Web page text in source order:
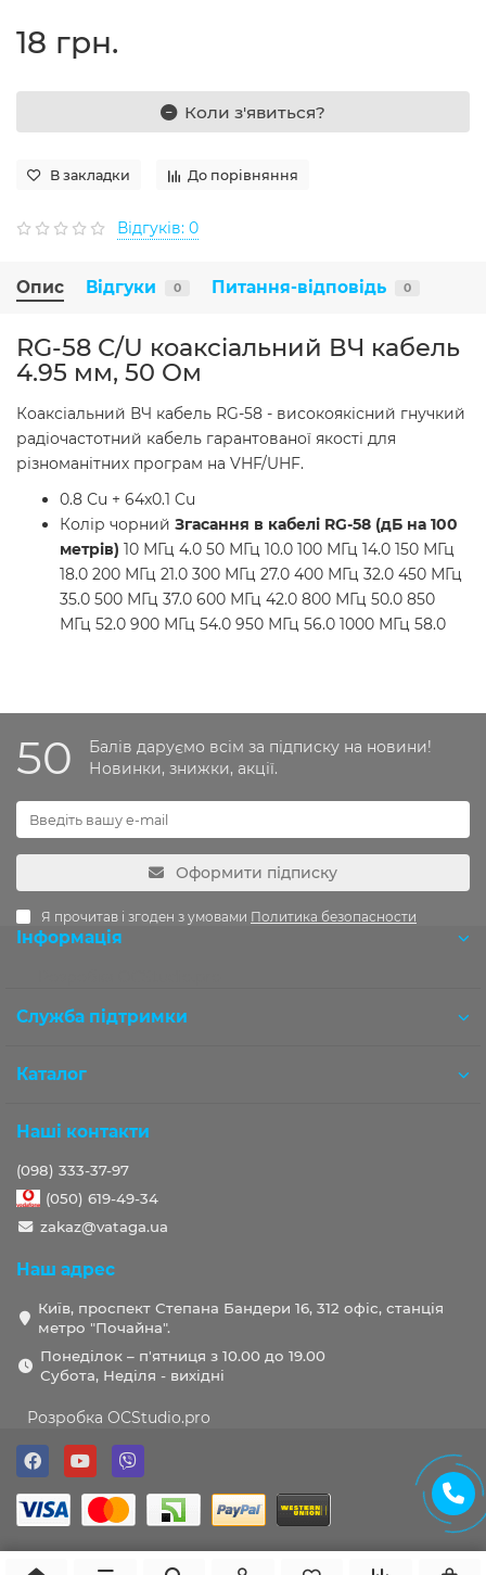
18 грн.
Коли з'явиться?
В закладки До порівняння
Відгуків: 0
Опис Відгуки 0 Питання-відповідь 0
RG-58 С/U коаксіальний ВЧ кабель
4.95 мм, 50 Ом
Коаксіальний ВЧ кабель RG-58 - високоякісний гнучкий
радіочастотний кабель гарантованої якості для
різноманітних програм на VHF/UHF.
0.8 Сu + 64x0.1 Cu
Колір чорний Згасання в кабелі RG-58 (дБ на 100
метрів) 10 МГц 4.0 50 МГц 10.0 100 МГц 14.0 150 МГц
18.0 200 МГц 21.0 300 МГц 27.0 400 МГц 32.0 450 МГц
35.0 500 МГц 37.0 600 МГц 42.0 800 МГц 50.0 850
МГц 52.0 900 МГц 54.0 950 МГц 56.0 1000 МГц 58.0
50
Балів даруємо всім за підписку на новини!
Новинки, знижки, акції.
Оформити підписку
Я прочитав і згоден з умовами Политика безопасности
Інформація
Служба підтримки
Каталог
Наші контакти
(098) 333-37-97
(050) 619-49-34
zakaz@vataga.ua
Наш адрес
Київ, проспект Степана Бандери 16, 312 офіс, станція
метро "Почайна".
Понеділок – п'ятниця з 10.00 до 19.00
Субота, Неділя - вихідні
Розробка OCStudio.pro